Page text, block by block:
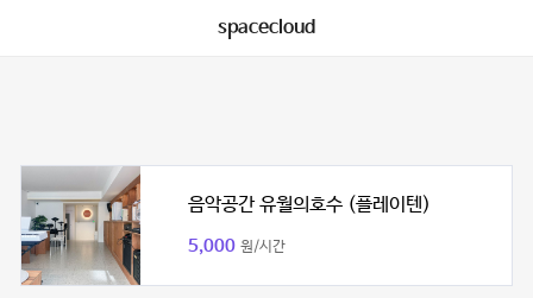
spacecloud
음악공간 유월의호수 (플레이텐)
5,000 원/시간